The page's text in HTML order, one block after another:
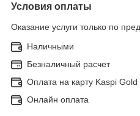
Условия оплаты
Оказание услуги только по
Наличными
Безналичный расчет
Оплата на карту Kaspi Gold
Онлайн оплата